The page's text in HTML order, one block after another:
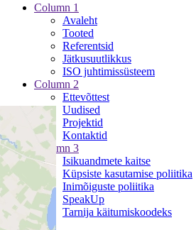
Column 1
Avaleht
Tooted
Referentsid
Jätkusuutlikkus
ISO juhtimissüsteem
Column 2
Ettevõttest
Uudised
Projektid
Kontaktid
Column 3
Isikuandmete kaitse
Küpsiste kasutamise poliitika
Inimõiguste poliitika
SpeakUp
Tarnija käitumiskoodeks